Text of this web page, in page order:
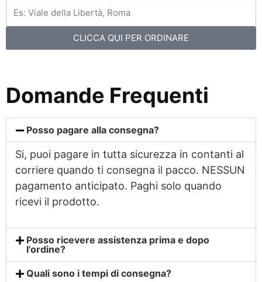
CLICCA QUI PER ORDINARE
Domande Frequenti
Posso pagare alla consegna?
Si, puoi pagare in tutta sicurezza in contanti al
corriere quando ti consegna il pacco. NESSUN
pagamento anticipato. Paghi solo quando
ricevi il prodotto.
Posso ricevere assistenza prima e dopo
l'ordine?
Quali sono i tempi di consegna?